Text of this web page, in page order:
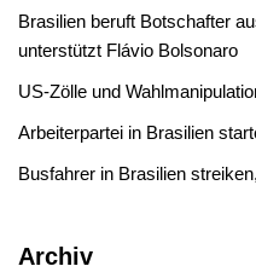
Brasilien beruft Botschafter
unterstützt Flávio Bolsonaro
US-Zölle und
Arbeiterpartei in Brasilien
Busfahrer in Brasilien
Archiv